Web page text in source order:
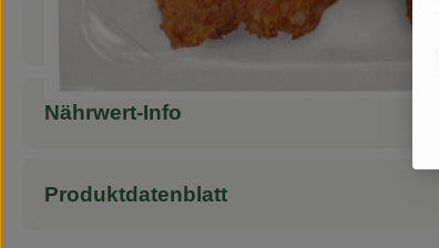
Nährwert-Info
Produktdatenblatt